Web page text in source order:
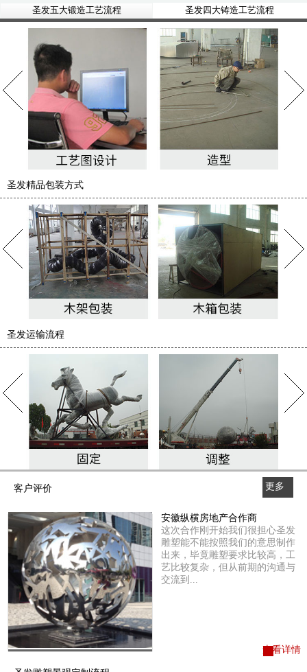
圣发五大锻造工艺流程 圣发四大铸造工艺流程
圣发精品包装方式
圣发运输流程
客户评价
更多
查看详情
安徽纵横房地产合作商
这次合作刚开始我们很担心圣发
雕塑能不能按照我们的意思制作
出来，毕竟雕塑要求比较高，工
艺比较复杂，但从前期的沟通与
交流到...